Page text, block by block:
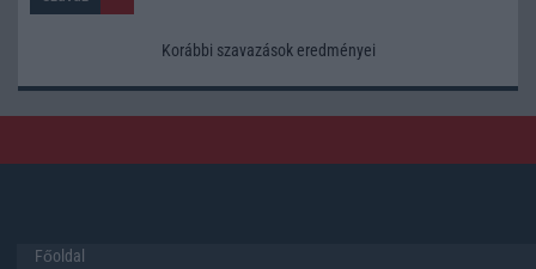
Korábbi szavazások eredményei
Főoldal